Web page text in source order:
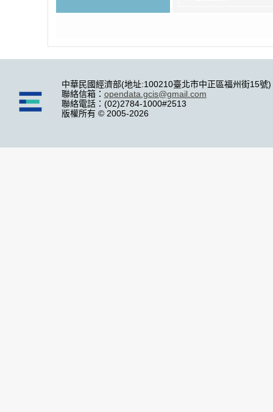
中華民國經濟部(地址:100210臺北市中正區福州街15號)
聯絡信箱： opendata.gcis@gmail.com
聯絡電話：(02)2784-1000#2513
版權所有 © 2005-2026